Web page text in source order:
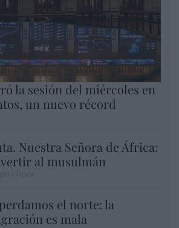
la sesión del miércoles en
un nuevo récord
Nuestra Señora de África:
al musulmán
el norte: la
es mala